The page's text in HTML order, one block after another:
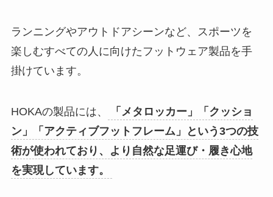
ランニングやアウトドアシーンなど、スポーツを
楽しむすべての人に向けたフットウェア製品を手
掛けています。
HOKAの製品には、
「メタロッカー」「クッショ
ン」「アクティブフットフレーム」という3つの技
術が使われており、より自然な足運び・履き心地
を実現しています。